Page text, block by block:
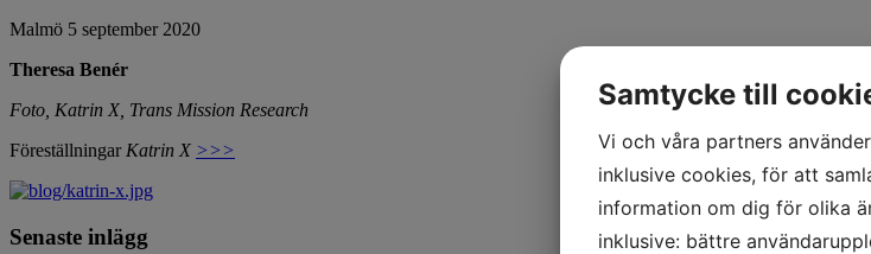
Malmö 5 september 2020
Theresa Benér
Foto, Katrin X, Trans Mission Research
FöreställningarKatrin X >>>
Senaste inlägg
Samtycke till
Vi och våra partners
inklusive cookies, för att
information om dig för olika
inklusive: bättre